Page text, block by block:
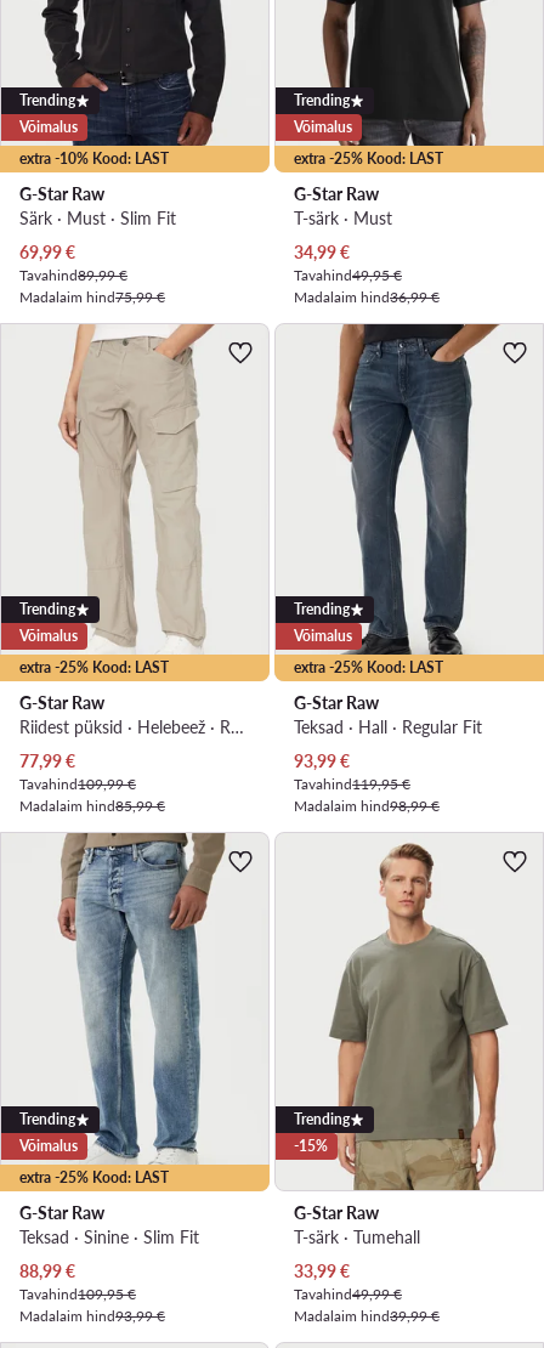
extra -10% Kood: LAST
Trending
Võimalus
G-Star Raw
Särk · Must · Slim Fit
Praegune hind
69,99€
Tavahind89,99 €
Madalaim hind75,99 €
extra -25% Kood: LAST
Trending
Võimalus
G-Star Raw
T-särk · Must
Praegune hind
34,99€
Tavahind49,95 €
Madalaim hind36,99 €
extra -25% Kood: LAST
Trending
Võimalus
G-Star Raw
Riidest püksid · Helebeež · Regular Fit
Praegune hind
77,99€
Tavahind109,99 €
Madalaim hind85,99 €
extra -25% Kood: LAST
Trending
Võimalus
G-Star Raw
Teksad · Hall · Regular Fit
Praegune hind
93,99€
Tavahind119,95 €
Madalaim hind98,99 €
extra -25% Kood: LAST
Trending
Võimalus
G-Star Raw
Teksad · Sinine · Slim Fit
Praegune hind
88,99€
Tavahind109,95 €
Madalaim hind93,99 €
Trending
-15%
G-Star Raw
T-särk · Tumehall
Praegune hind
33,99€
Tavahind49,99 €
Madalaim hind39,99 €